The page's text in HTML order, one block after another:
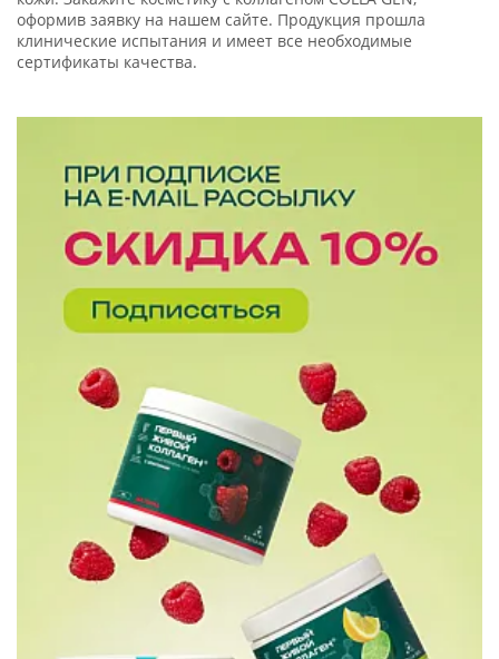
оформив заявку на нашем сайте. Продукция прошла
клинические испытания и имеет все необходимые
сертификаты качества.